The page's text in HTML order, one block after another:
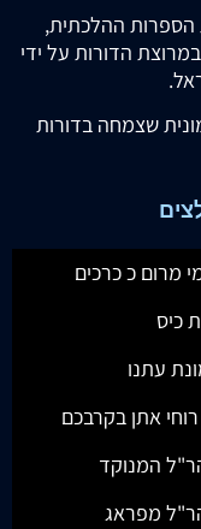
ההלכתית,
הדורות על ידי
שצמחה בדורות
מרום כ כרכים
כיס
עתנו
אתן בקרבכם
המנוקד
מפראג